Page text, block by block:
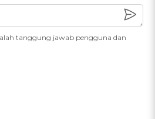
tanggung jawab pengguna dan